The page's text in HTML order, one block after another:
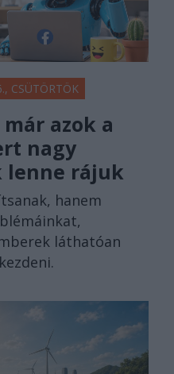
CSÜTÖRTÖK
azok a
nagy
lenne rájuk
hanem
láthatóan